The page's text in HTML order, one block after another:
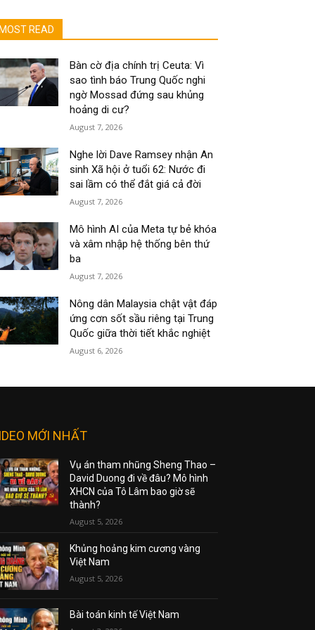
MOST READ
Bàn cờ địa chính trị Ceuta: Vì
sao tình báo Trung Quốc nghi
ngờ Mossad đứng sau khủng
hoảng di cư?
August 7, 2026
Nghe lời Dave Ramsey nhận An
sinh Xã hội ở tuổi 62: Nước đi
sai lầm có thể đắt giá cả đời
August 7, 2026
Mô hình AI của Meta tự bẻ khóa
và xâm nhập hệ thống bên thứ
ba
August 7, 2026
Nông dân Malaysia chật vật đáp
ứng cơn sốt sầu riêng tại Trung
Quốc giữa thời tiết khắc nghiệt
August 6, 2026
MỚI NHẤT
Vụ án tham nhũng Sheng Thao –
David Duong đi về đâu? Mô hình
XHCN của Tô Lâm bao giờ sẽ
thành?
August 5, 2026
Khủng hoảng kim cương vàng
Việt Nam
August 5, 2026
Bài toán kinh tế Việt Nam